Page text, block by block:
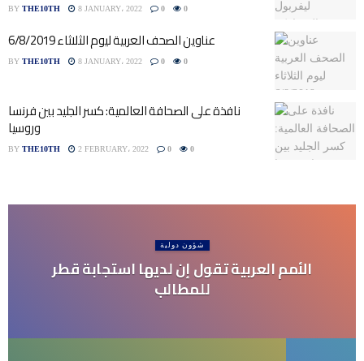
BY THE10TH 8 JANUARY، 2022 0 0
عناوين الصحف العربية ليوم الثلاثاء 6/8/2019
BY THE10TH 8 JANUARY، 2022 0 0
نافذة على الصحافة العالمية: كسر الجليد بين فرنسا
وروسيا
BY THE10TH 2 FEBRUARY، 2022 0 0
شؤون دولية
الأمم العربية تقول إن لديها استجابة قطر
للمطالب